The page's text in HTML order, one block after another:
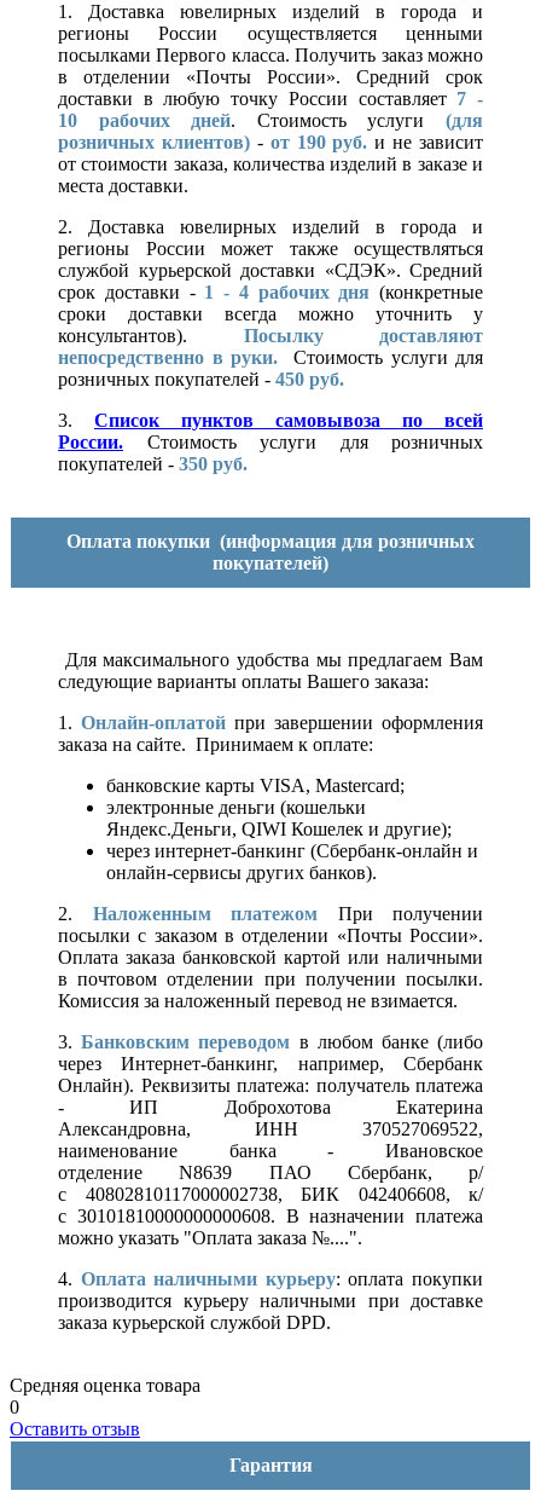
1. Доставка ювелирных изделий в города и
регионы России осуществляется ценными
посылками Первого класса. Получить заказ можно
в отделении «Почты России». Средний срок
доставки в любую точку России составляет 7 -
10 рабочих дней. Стоимость услуги(для
розничных клиентов)- от 190 руб. и не зависит
от стоимости заказа, количества изделий в заказе и
места доставки.
2. Доставка ювелирных изделий в города и
регионы России может также осуществляться
службой курьерской доставки «СДЭК». Средний
срок доставки - 1 - 4 рабочих дня (конкретные
сроки доставки всегда можно уточнить у
консультантов). Посылку доставляют
непосредственно в руки.
Стоимость услуги для
розничных покупателей - 450 руб.
3. Список пунктов самовывоза по всей
России.
Стоимость услуги для розничных
покупателей - 350 руб.
Оплата покупки (информация для розничных
покупателей)
Для максимального удобства мы предлагаем Вам
следующие варианты оплаты Вашего заказа:
1. Онлайн-оплатой при завершении оформления
заказа на сайте. Принимаем к оплате:
банковские карты VISA, Mastercard;
электронные деньги (кошельки
Яндекс.Деньги, QIWI Кошелек и другие);
через интернет-банкинг (Сбербанк-онлайн и
онлайн-сервисы других банков).
2. Наложенным платежом При получении
посылки с заказом в отделении «Почты России».
Оплата заказа банковской картой или наличными
в почтовом отделении при получении посылки.
Комиссия за наложенный перевод не взимается.
3.Банковским переводом в любом банке (либо
через Интернет-банкинг, например, Сбербанк
Онлайн). Реквизиты платежа: получатель платежа
- ИП Доброхотова Екатерина
Александровна, ИНН 370527069522,
наименование банка - Ивановское
отделение N8639 ПАО Сбербанк, р/
с 40802810117000002738, БИК 042406608, к/
с 30101810000000000608. В назначении платежа
можно указать "Оплата заказа №....".
4. Оплата наличными курьеру: оплата покупки
производится курьеру наличными при доставке
заказа курьерской службой DPD.
Средняя оценка товара
0
Оставить отзыв
Гарантия